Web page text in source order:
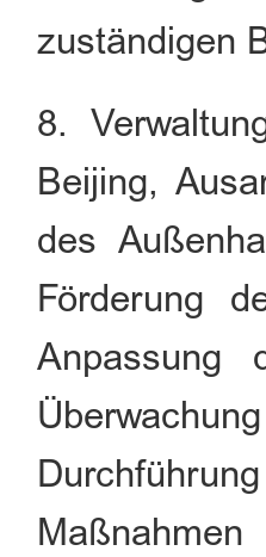
zuständigen
8.
Beijing,
des
Förderung
Anpassung